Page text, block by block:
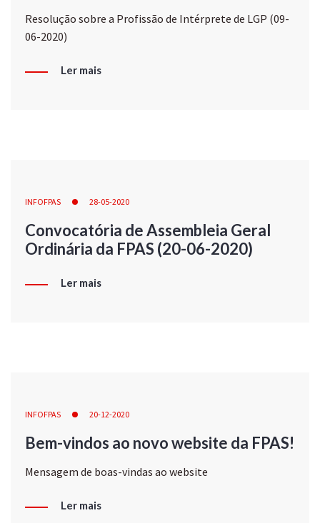
Resolução sobre a Profissão de Intérprete de LGP (09-
06-2020)
Ler mais
INFOFPAS 28-05-2020
Convocatória de Assembleia Geral
Ordinária da FPAS (20-06-2020)
Ler mais
INFOFPAS 20-12-2020
Bem-vindos ao novo website da FPAS!
Mensagem de boas-vindas ao website
Ler mais